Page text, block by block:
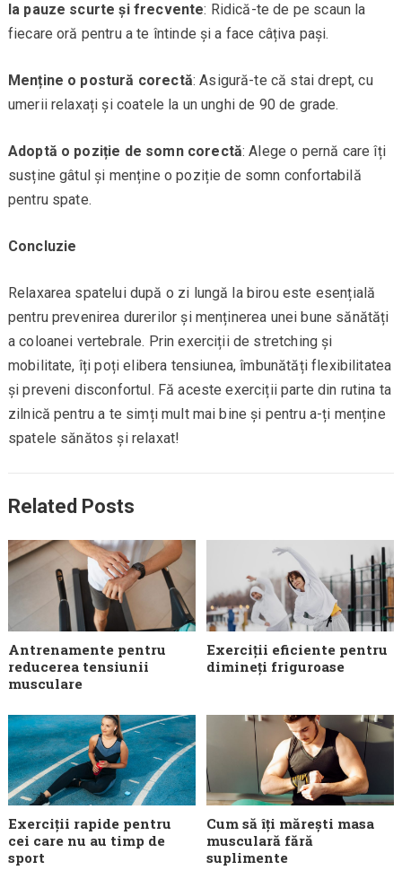
Ia pauze scurte și frecvente: Ridică-te de pe scaun la
fiecare oră pentru a te întinde și a face câțiva pași.
Menține o postură corectă: Asigură-te că stai drept, cu
umerii relaxați și coatele la un unghi de 90 de grade.
Adoptă o poziție de somn corectă: Alege o pernă care îți
susține gâtul și menține o poziție de somn confortabilă
pentru spate.
Concluzie
Relaxarea spatelui după o zi lungă la birou este esențială
pentru prevenirea durerilor și menținerea unei bune sănătăți
a coloanei vertebrale. Prin exerciții de stretching și
mobilitate, îți poți elibera tensiunea, îmbunătăți flexibilitatea
și preveni disconfortul. Fă aceste exerciții parte din rutina ta
zilnică pentru a te simți mult mai bine și pentru a-ți menține
spatele sănătos și relaxat!
Related Posts
Antrenamente pentru
reducerea tensiunii
musculare
Exerciții eficiente pentru
dimineți friguroase
Exerciții rapide pentru
cei care nu au timp de
sport
Cum să îți mărești masa
musculară fără
suplimente